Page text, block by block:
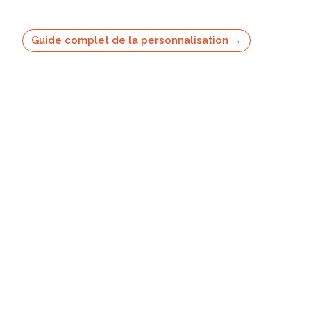
Guide complet de la personnalisation →